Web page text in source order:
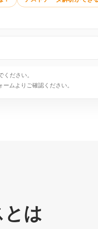
ださい。
ムよりご確認ください。
とは